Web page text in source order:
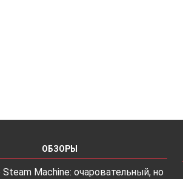
ОБЗОРЫ
Machine: очаровательный, но